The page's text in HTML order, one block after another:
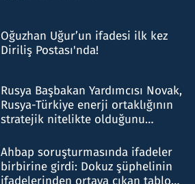
Oğuzhan Uğur’un ifadesi ilk kez
Diriliş Postası'nda!
Rusya Başbakan Yardımcısı Novak,
Rusya-Türkiye enerji ortaklığının
stratejik nitelikte olduğunu
Ahbap soruşturmasında ifadeler
birbirine girdi: Dokuz şüphelinin
ifadelerinden ortaya çıkan tablo